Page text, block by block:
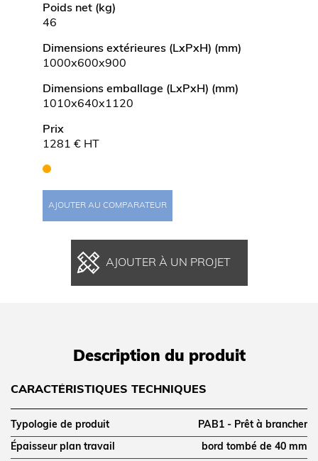
Poids net (kg)
46
Dimensions extérieures (LxPxH) (mm)
1000x600x900
Dimensions emballage (LxPxH) (mm)
1010x640x1120
Prix
1281 € HT
AJOUTER AU COMPARATEUR
AJOUTER À UN PROJET
Description du produit
CARACTÉRISTIQUES TECHNIQUES
Typologie de produit PAB1 - Prêt à brancher
Épaisseur plan travail bord tombé de 40 mm